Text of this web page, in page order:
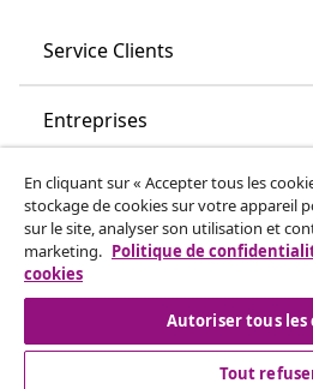
Service Clients
Entreprises
vidaXL
Découvrez-en plus
En cliquant sur « Accepter tous les
stockage de cookies sur votre appareil
sur le site, analyser son utilisation et
marketing. Politique de
cookies
Autoriser tous les
Tout